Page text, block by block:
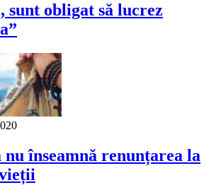
sunt obligat să lucrez
nu înseamnă renunțarea la